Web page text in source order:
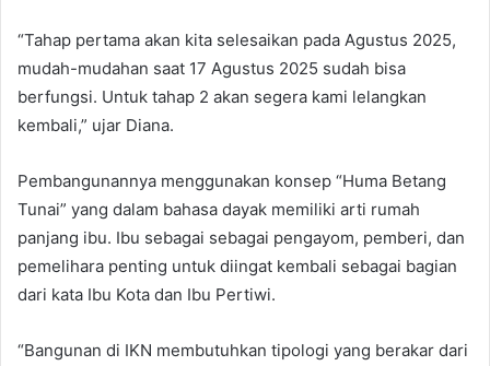
“Tahap pertama akan kita selesaikan pada Agustus 2025,
mudah-mudahan saat 17 Agustus 2025 sudah bisa
berfungsi. Untuk tahap 2 akan segera kami lelangkan
kembali,” ujar Diana.
Pembangunannya menggunakan konsep “Huma Betang
Tunai” yang dalam bahasa dayak memiliki arti rumah
panjang ibu. Ibu sebagai sebagai pengayom, pemberi, dan
pemelihara penting untuk diingat kembali sebagai bagian
dari kata Ibu Kota dan Ibu Pertiwi.
“Bangunan di IKN membutuhkan tipologi yang berakar dari